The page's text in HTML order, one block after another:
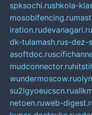
spksochi.rushkola-
mosoblfencing.ru
iration.rudevanagari.ru
dk-tulamash.rus-dez-
asoftdoc.ru
mudconnector.ru
wundermoscow.ru
su2lgyoeucscn.ru
netoen.ruweb-